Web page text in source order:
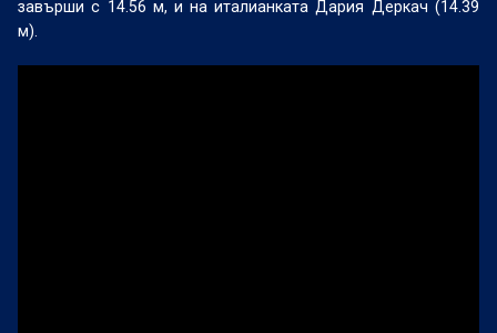
завърши с 14.56 м, и на италианката Дария Деркач (14.39
м).